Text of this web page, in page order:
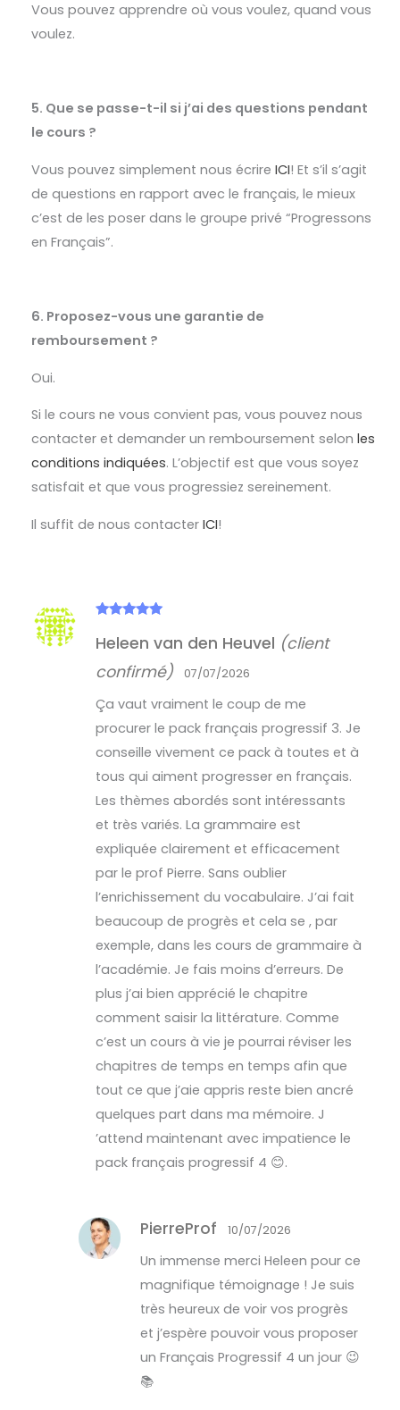
Vous pouvez apprendre où vous voulez, quand vous
voulez.
5. Que se passe-t-il si j’ai des questions pendant
le cours ?
Vous pouvez simplement nous écrireICI! Et s’il s’agit
de questions en rapport avec le français, le mieux
c’est de les poser dans le groupe privé “Progressons
en Français”.
6. Proposez-vous une garantie de
remboursement ?
Oui.
Si le cours ne vous convient pas, vous pouvez nous
contacter et demander un remboursement selonles
conditions indiquées. L’objectif est que vous soyez
satisfait et que vous progressiez sereinement.
Il suffit de nous contacterICI!
5
Heleen van den Heuvel (client
confirmé)
07/07/2026
Ça vaut vraiment le coup de me
procurer le pack français progressif 3. Je
conseille vivement ce pack à toutes et à
tous qui aiment progresser en français.
Les thèmes abordés sont intéressants
et très variés. La grammaire est
expliquée clairement et efficacement
par le prof Pierre. Sans oublier
l’enrichissement du vocabulaire. J’ai fait
beaucoup de progrès et cela se , par
exemple, dans les cours de grammaire à
l’académie. Je fais moins d’erreurs. De
plus j’ai bien apprécié le chapitre
comment saisir la littérature. Comme
c’est un cours à vie je pourrai réviser les
chapitres de temps en temps afin que
tout ce que j’aie appris reste bien ancré
quelques part dans ma mémoire. J
’attend maintenant avec impatience le
pack français progressif 4 😊.
PierreProf 10/07/2026
Un immense merci Heleen pour ce
magnifique témoignage ! Je suis
très heureux de voir vos progrès
et j’espère pouvoir vous proposer
un Français Progressif 4 un jour 😉
📚